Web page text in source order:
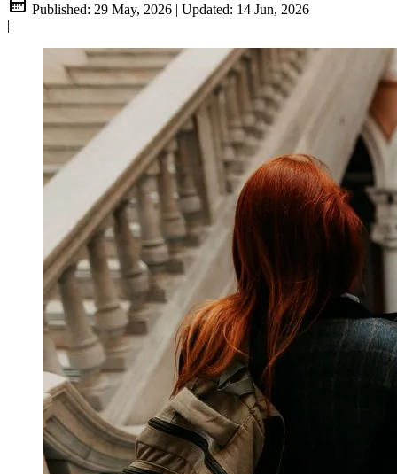
Published: 29 May, 2026 | Updated: 14 Jun, 2026
|